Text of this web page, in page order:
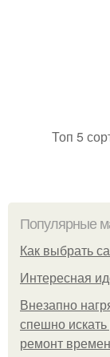
Топ 5
Популярные
Как выбрать
Интересная
Внезапно
спешно
ремонт